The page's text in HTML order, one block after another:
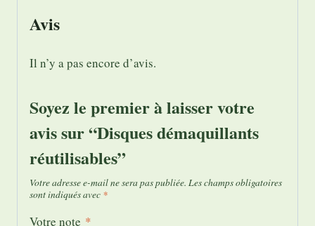
Avis
Il n’y a pas encore d’avis.
Soyez le premier à laisser votre
avis sur “Disques démaquillants
réutilisables”
Votre adresse e-mail ne sera pas publiée. Les champs obligatoires
sont indiqués avec *
Votre note *